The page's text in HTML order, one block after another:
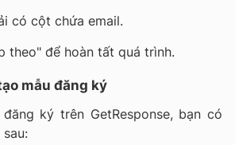
có cột chứa email.
theo" để hoàn tất quá trình.
mẫu đăng ký
ký trên GetResponse, bạn có